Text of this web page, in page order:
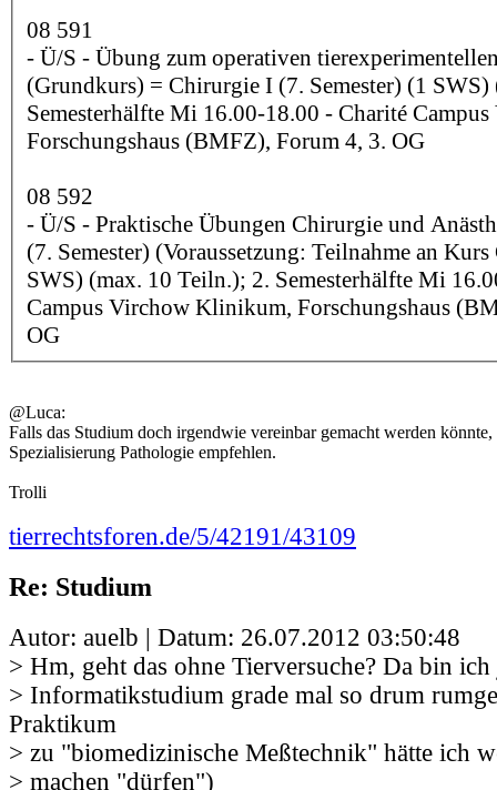
08 591
- Ü/S - Übung zum operativen tierexperimentellen Arbeiten
(Grundkurs) = Chirurgie I (7. Semester) (1
Semesterhälfte Mi 16.00-18.00 - Charité
Forschungshaus (BMFZ), Forum 4, 3. OG
08 592
- Ü/S - Praktische Übungen Chirurgie und Anästhesie = Chirurgie II
(7. Semester) (Voraussetzung: Teilnahme an
SWS) (max. 10 Teiln.); 2. Semesterhälfte Mi
Campus Virchow Klinikum, Forschungshaus
OG
@Luca:
Falls das Studium doch irgendwie vereinbar gemacht werden
Spezialisierung Pathologie empfehlen.
Trolli
tierrechtsforen.de/5/42191/43109
Re: Studium
Autor: auelb | Datum: 26.07.2012 03:50:48
> Hm, geht das ohne Tierversuche? Da bin
> Informatikstudium grade mal so drum
Praktikum
> zu "biomedizinische Meßtechnik" hätte ich
> machen "dürfen")